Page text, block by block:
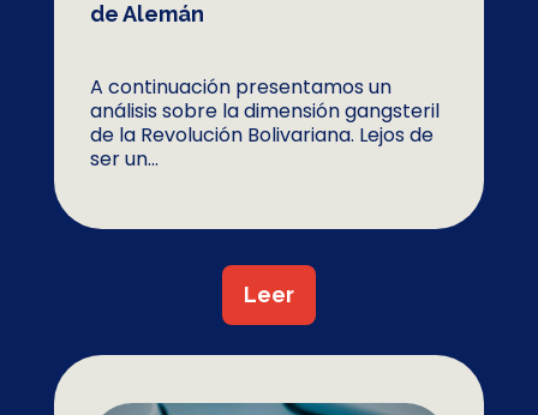
de Alemán
A continuación presentamos un
análisis sobre la dimensión gangsteril
de la Revolución Bolivariana. Lejos de
ser un...
Leer